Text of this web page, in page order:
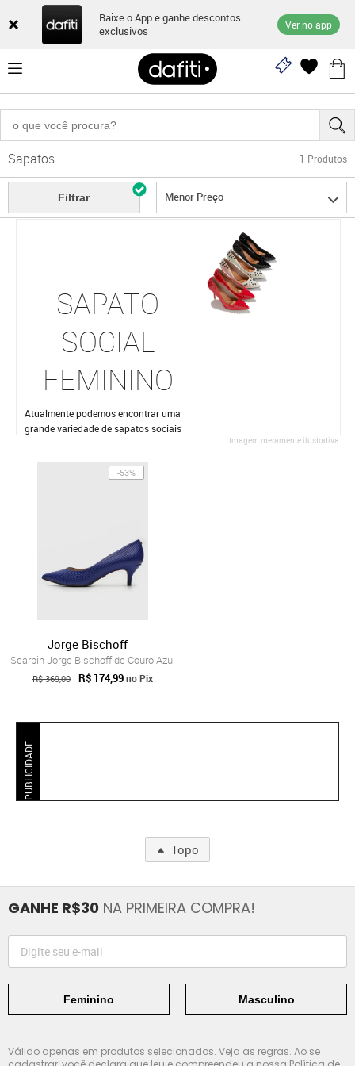
Baixe o App e ganhe descontos
exclusivos
Ver no app
Sapatos 1 Produtos
Filtrar Menor Preço
SAPATO
SOCIAL
FEMININO
Atualmente podemos encontrar uma
grande variedade de sapatos sociais
Imagem meramente ilustrativa
-53%
Jorge Bischoff
Scarpin Jorge Bischoff de Couro Azul
R$ 369,00 R$ 174,99no Pix
PUBLICIDADE
Topo
GANHE R$30 NA PRIMEIRA COMPRA!
Feminino Masculino
Válido apenas em produtos selecionados. Veja as regras. Ao se